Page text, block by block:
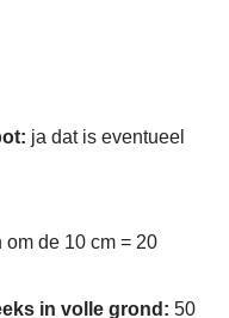
ja dat is eventueel
de 10 cm = 20
in volle grond: 50